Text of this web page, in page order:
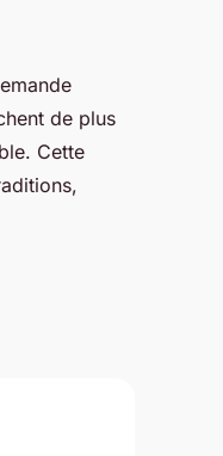
de plus
Cette